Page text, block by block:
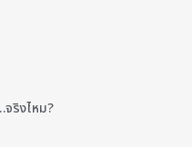
จริงไหม?